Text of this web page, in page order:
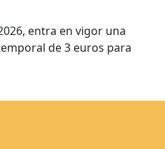
entra en vigor una
de 3 euros para